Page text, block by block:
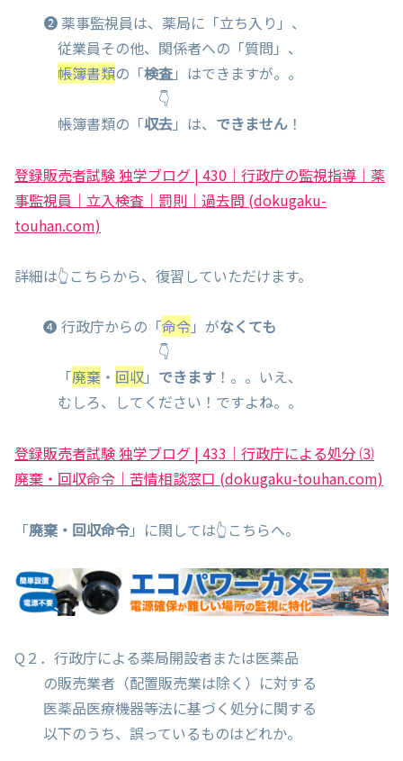
❷ 薬事監視員は、薬局に「立ち入り」、
従業員その他、関係者への「質問」、
帳簿書類の「検査」はできますが。。
👇
帳簿書類の「収去」は、 できません ！
登録販売者試験 独学ブログ | 430｜行政庁の監視指導｜薬
事監視員｜立入検査｜罰則｜過去問 (dokugaku-
touhan.com)
詳細は👆こちらから、復習していただけます。
❹ 行政庁からの「命令」がなくても
👇
「廃棄 ・ 回収」 できます ！。。いえ、
むしろ、してください！ですよね。。
登録販売者試験 独学ブログ | 433｜行政庁による処分 ⑶
廃棄・回収命令｜苦情相談窓口 (dokugaku-touhan.com)
「廃棄・回収命令」に関しては👆こちらへ。
Q２．行政庁による薬局開設者または医薬品
の販売業者（配置販売業は除く）に対する
医薬品医療機器等法に基づく処分に関する
以下のうち、誤っているものはどれか。